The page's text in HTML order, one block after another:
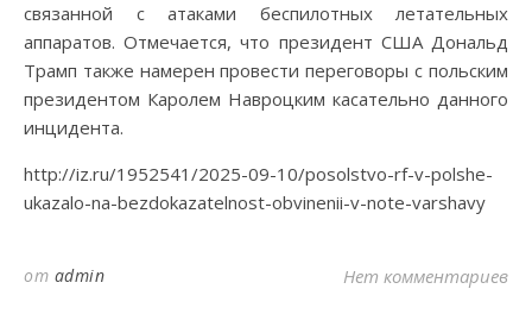
связанной с атаками беспилотных летательных
аппаратов. Отмечается, что президент США Дональд
Трамп также намерен провести переговоры с польским
президентом Каролем Навроцким касательно данного
инцидента.
http://iz.ru/1952541/2025-09-10/posolstvo-rf-v-polshe-
ukazalo-na-bezdokazatelnost-obvinenii-v-note-varshavy
от admin Нет комментариев